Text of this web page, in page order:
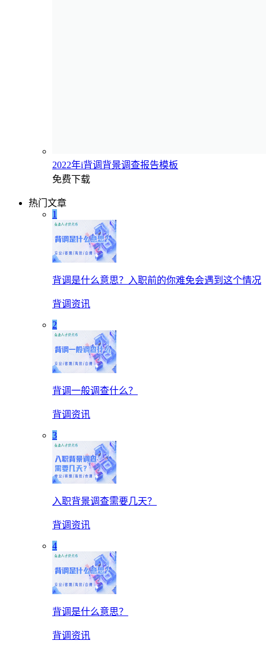
2022年i背调背景调查报告模板
免费下载
热门文章
1
背调是什么意思？入职前的你难免会遇到这个情况
背调资讯
2
背调一般调查什么？
背调资讯
3
入职背景调查需要几天？
背调资讯
4
背调是什么意思？
背调资讯